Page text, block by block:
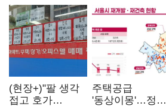
(현장+)"팔 생각
접고 호가
주택공급
'동상이몽'…정부